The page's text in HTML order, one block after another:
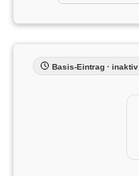
Basis-Eintrag · inaktiv